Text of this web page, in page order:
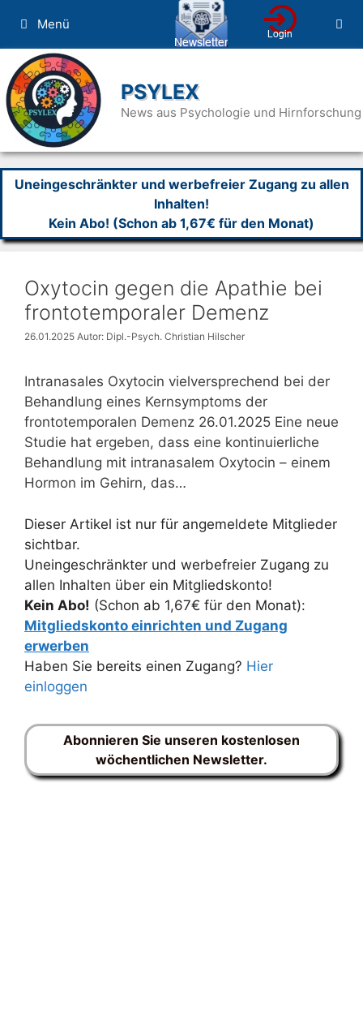
Inhalt
springen
Menü
PSYLEX
News aus Psychologie und Hirnforschung
Uneingeschränkter und werbefreier Zugang zu allen
Inhalten!
Kein Abo! (Schon ab 1,67€ für den Monat)
Oxytocin gegen die Apathie bei
frontotemporaler Demenz
26.01.2025 Autor: Dipl.-Psych. Christian Hilscher
Intranasales Oxytocin vielversprechend bei der
Behandlung eines Kernsymptoms der
frontotemporalen Demenz 26.01.2025 Eine neue
Studie hat ergeben, dass eine kontinuierliche
Behandlung mit intranasalem Oxytocin – einem
Hormon im Gehirn, das…
Dieser Artikel ist nur für angemeldete Mitglieder
sichtbar.
Uneingeschränkter und werbefreier Zugang zu
allen Inhalten über ein Mitgliedskonto!
Kein Abo! (Schon ab 1,67€ für den Monat):
Mitgliedskonto einrichten und Zugang
erwerben
Haben Sie bereits einen Zugang? Hier
einloggen
Abonnieren Sie unseren kostenlosen
wöchentlichen Newsletter.